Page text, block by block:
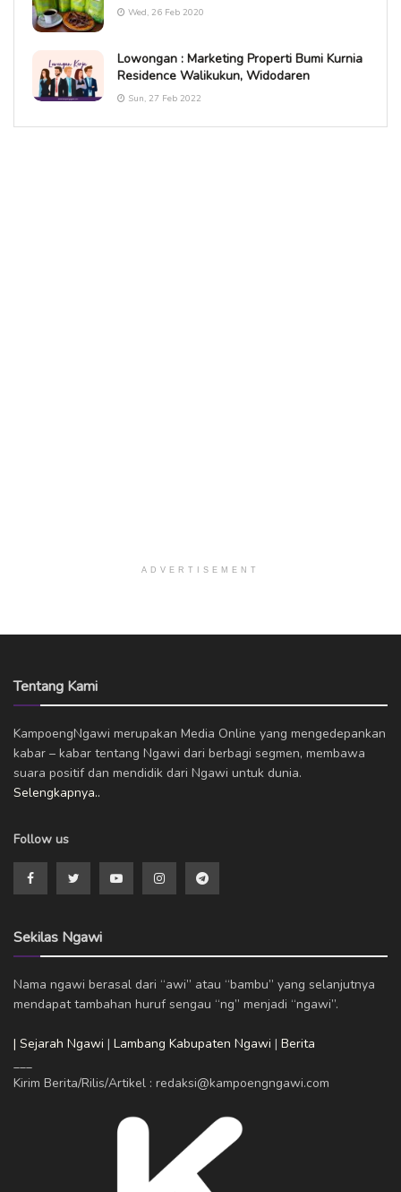
Wed, 26 Feb 2020
Lowongan : Marketing Properti Bumi Kurnia
Residence Walikukun, Widodaren
Sun, 27 Feb 2022
ADVERTISEMENT
Tentang Kami
KampoengNgawi merupakan Media Online yang mengedepankan
kabar – kabar tentang Ngawi dari berbagi segmen, membawa
suara positif dan mendidik dari Ngawi untuk dunia.
Selengkapnya..
Follow us
Sekilas Ngawi
Nama ngawi berasal dari “awi” atau “bambu” yang selanjutnya
mendapat tambahan huruf sengau “ng” menjadi “ngawi”.
| Sejarah Ngawi | Lambang Kabupaten Ngawi | Berita
Kirim Berita/Rilis/Artikel : redaksi@kampoengngawi.com